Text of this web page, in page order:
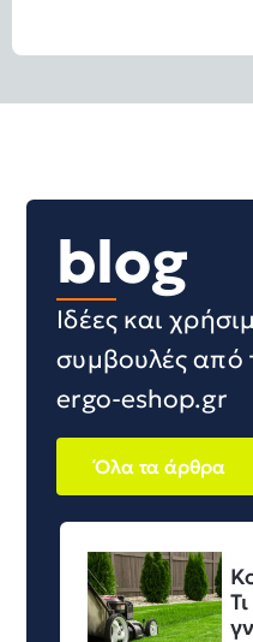
blog
Ιδέες και
συμβουλές από
ergo-eshop.gr
Όλα τα άρθρα